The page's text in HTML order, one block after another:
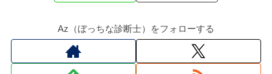
Az（ぼっちな診断士）をフォローする